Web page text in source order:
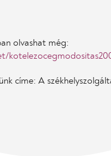
olvashat még:
címe: A